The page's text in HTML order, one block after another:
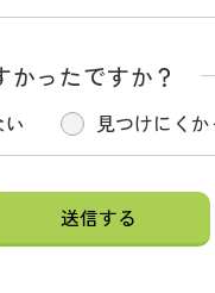
ったですか？
い 見つけにくか